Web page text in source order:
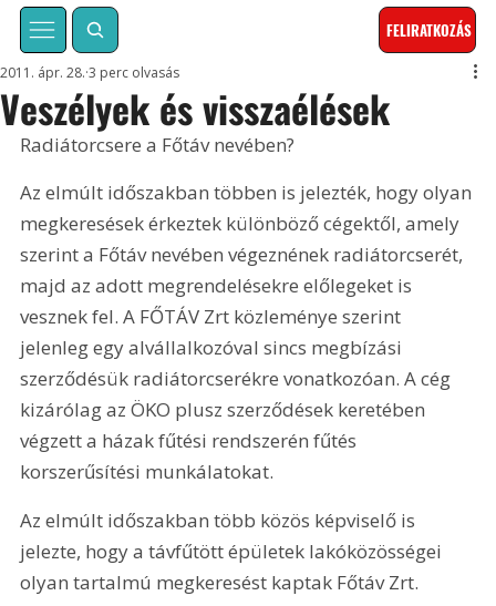
FELIRATKOZÁS
Veszélyek és visszaélések
2011. ápr. 28. 3 perc olvasás
Radiátorcsere a Főtáv nevében?
Az elmúlt időszakban többen is jelezték, hogy olyan
megkeresések érkeztek különböző cégektől, amely
szerint a Főtáv nevében végeznének radiátorcserét,
majd az adott megrendelésekre előlegeket is
vesznek fel. A FŐTÁV Zrt közleménye szerint
jelenleg egy alvállalkozóval sincs megbízási
szerződésük radiátorcserékre vonatkozóan. A cég
kizárólag az ÖKO plusz szerződések keretében
végzett a házak fűtési rendszerén fűtés
korszerűsítési munkálatokat.
Az elmúlt időszakban több közös képviselő is
jelezte, hogy a távfűtött épületek lakóközösségei
olyan tartalmú megkeresést kaptak Főtáv Zrt.